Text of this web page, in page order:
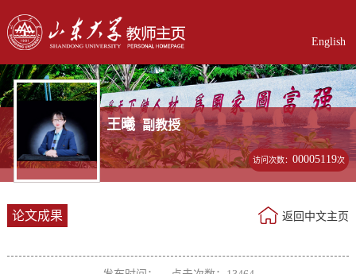
English
王曦 副教授
访问次数：00005119次
论文成果 返回中文主页